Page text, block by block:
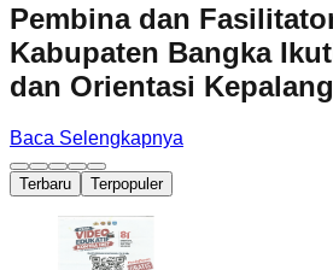
Pembina dan
Kabupaten Bangka
dan Orientasi
Baca Selengkapnya
Terbaru Terpopuler